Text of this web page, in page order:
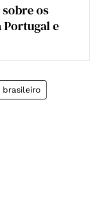
os
e
brasileiro